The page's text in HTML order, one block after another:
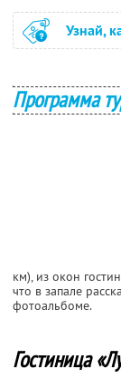
Узнай,
Программа
км), из окон
что в запале
фотоальбоме.
Гостиница